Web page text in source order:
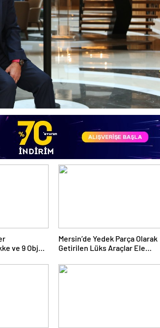
ve 9 Obje
Mersin’de Yedek Parça Olarak
Getirilen Lüks Araçlar Ele